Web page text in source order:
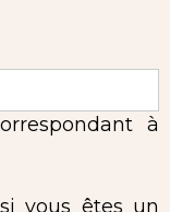
à
vous êtes un